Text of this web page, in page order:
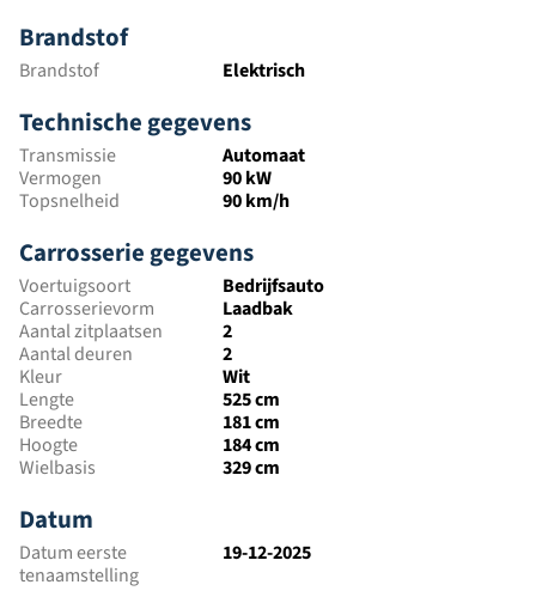
Brandstof
Brandstof Elektrisch
Technische gegevens
Transmissie
Automaat
Vermogen
90 kW
Topsnelheid
90 km/h
Carrosserie gegevens
Voertuigsoort
Bedrijfsauto
Carrosserievorm
Laadbak
Aantal zitplaatsen
2
Aantal deuren
2
Kleur
Wit
Lengte
525 cm
Breedte
181 cm
Hoogte
184 cm
Wielbasis
329 cm
Datum
Datum eerste
tenaamstelling
19-12-2025